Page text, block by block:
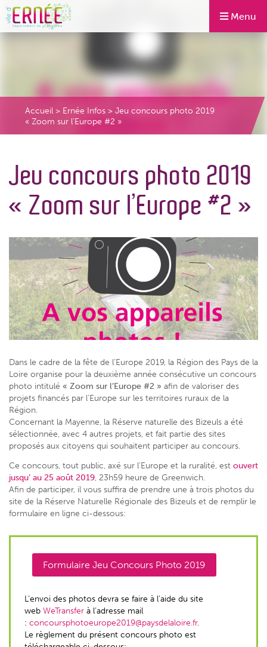
Menu
Accueil > Ernée Infos > Jeu concours photo 2019
« Zoom sur l’Europe #2 »
Jeu concours photo 2019
« Zoom sur l’Europe #2 »
Dans le cadre de la fête de l’Europe 2019, la Région des Pays de la
Loire organise pour la deuxième année consécutive un concours
photo intitulé « Zoom sur l’Europe #2 » afin de valoriser des
projets financés par l’Europe sur les territoires ruraux de la
Région.
Concernant la Mayenne, la Réserve naturelle des Bizeuls a été
sélectionnée, avec 4 autres projets, et fait partie des sites
proposés aux citoyens qui souhaitent participer au concours.
Ce concours, tout public, axé sur l’Europe et la ruralité, est ouvert
jusqu’ au 25 août 2019, 23h59 heure de Greenwich.
Afin de participer, il vous suffira de prendre une à trois photos du
site de la Réserve Naturelle Régionale des Bizeuls et de remplir le
formulaire en ligne ci-dessous:
Formulaire Jeu Concours Photo 2019
L’envoi des photos devra se faire à l’aide du site
web WeTransferà l’adresse mail
: concoursphotoeurope2019@paysdelaloire.fr.
Le règlement du présent concours photo est